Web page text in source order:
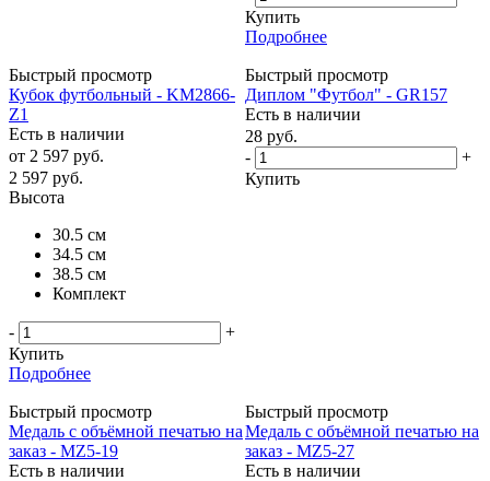
Купить
Подробнее
Быстрый просмотр
Кубок футбольный - KM2866-
Z1
Есть в наличии
от 2 597 руб.
2 597 руб.
Высота
30.5 см
34.5 см
38.5 см
Комплект
-
+
Купить
Подробнее
Быстрый просмотр
Диплом "Футбол" - GR157
Есть в наличии
28 руб.
-
+
Купить
Быстрый просмотр
Медаль с объёмной печатью на
заказ - MZ5-19
Есть в наличии
Быстрый просмотр
Медаль с объёмной печатью на
заказ - MZ5-27
Есть в наличии